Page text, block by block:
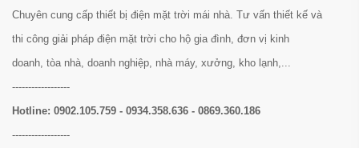
Chuyên cung cấp thiết bị điện mặt trời mái nhà. Tư vấn thiết kế và
thi công giải pháp điện mặt trời cho hộ gia đình, đơn vị kinh
doanh, tòa nhà, doanh nghiệp, nhà máy, xưởng, kho lạnh,...
------------------
Hotline: 0902.105.759 - 0934.358.636 - 0869.360.186
------------------